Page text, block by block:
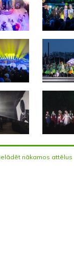
ielādēt nākamos attēlus